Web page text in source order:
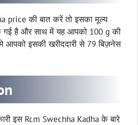
price की बात करें तो इसका मूल्य
है और साथ में यह आपको 100 g की
आपको इसकी खरीददारी से 79 बिज़नेस
इस Rcm Swechha Kadha के बारे